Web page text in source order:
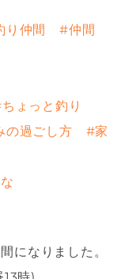
り仲間
#仲間
ょっと釣り
の過ごし方
#家
になりました。